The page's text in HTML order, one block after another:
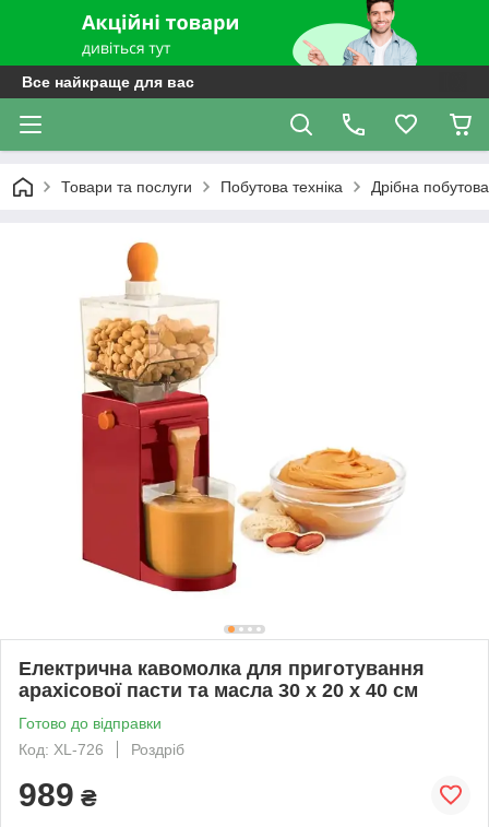
Все найкраще для вас
Товари та послуги Побутова техніка Дрібна
Електрична кавомолка для приготування
арахісової пасти та масла 30 x 20 x 40 см
Готово до відправки
Код: XL-726
Роздріб
989 ₴